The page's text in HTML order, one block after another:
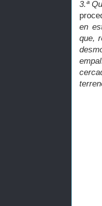
3.ª
en
que,